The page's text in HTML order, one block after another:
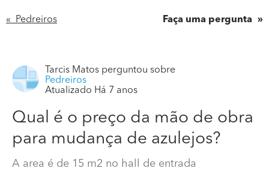
« Pedreiros Faça uma pergunta
Tarcis Matos perguntou sobre
Pedreiros
Atualizado Há 7 anos
Qual é o preço da mão de obra
para mudança de azulejos?
A area é de 15 m2 no hall de entrada